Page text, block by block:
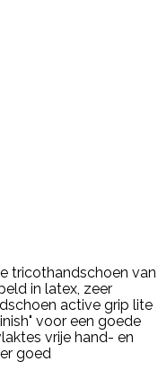
tricothandschoen van
in latex, zeer
active grip lite
voor een goede
vrije hand- en
goed